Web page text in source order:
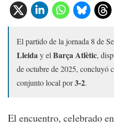
El partido de la jornada 8 de
Lleiday el Barça Atlètic,
de octubre de 2025, concluyó
conjunto local por3-2.
El encuentro, celebrado